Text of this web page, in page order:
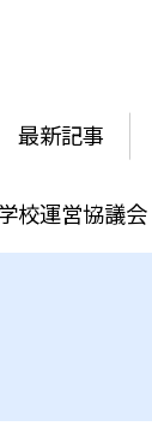
最新記事
校運営協議会